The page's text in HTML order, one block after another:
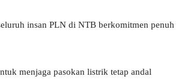
insan PLN di NTB berkomitmen penuh
menjaga pasokan listrik tetap andal